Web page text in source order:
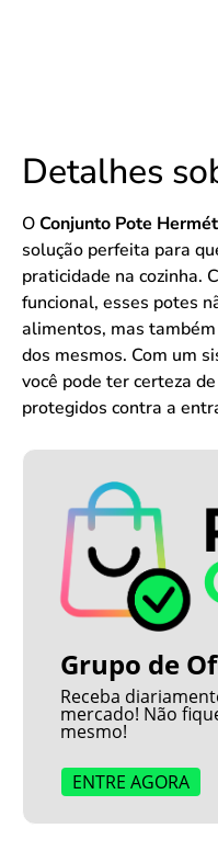
Detalhes
OConjunto Pote
solução perfeita para
praticidade na cozinha.
funcional, esses potes
alimentos, mas
dos mesmos. Com um
você pode ter certeza
protegidos contra a
Grupo de
Receba
mercado! Não
mesmo!
ENTRE AGORA